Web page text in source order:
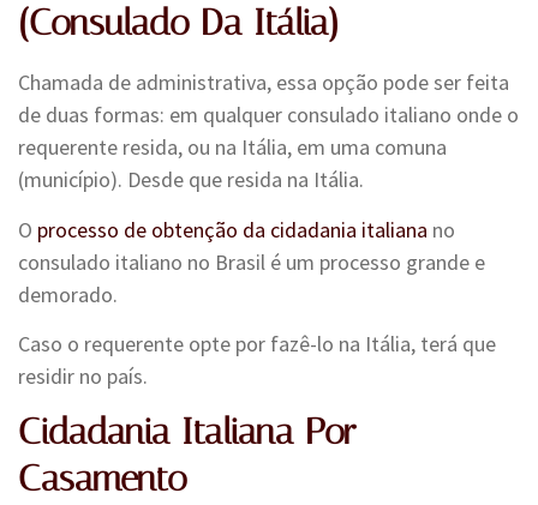
(Consulado Da Itália)
Chamada de administrativa, essa opção pode ser feita
de duas formas: em qualquer consulado italiano onde o
requerente resida, ou na Itália, em uma comuna
(município). Desde que resida na Itália.
O processo de obtenção da cidadania italiana no
consulado italiano no Brasil é um processo grande e
demorado.
Caso o requerente opte por fazê-lo na Itália, terá que
residir no país.
Cidadania Italiana Por
Casamento